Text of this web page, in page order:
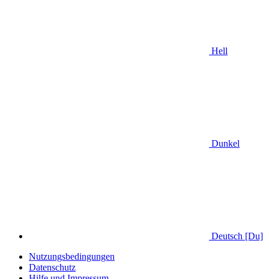
Hell
Dunkel
Deutsch [Du]
Nutzungsbedingungen
Datenschutz